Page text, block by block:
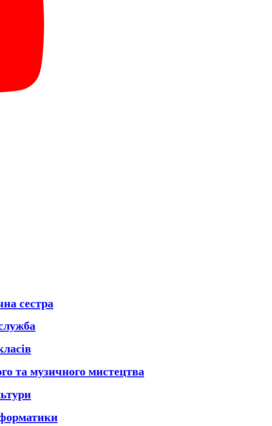
сестра
та музичного мистецтва